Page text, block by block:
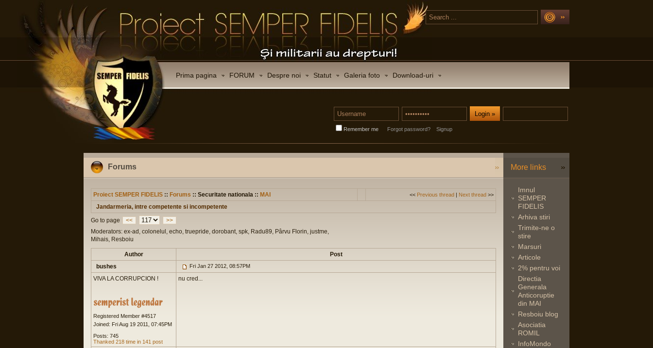
Prima pagina FORUM Despre noi Statut Galeria foto Download-uri
Remember me Forgot password? Signup
Forums
Proiect SEMPER FIDELIS :: Forums :: Securitate nationala :: MAI << Previous thread | Next thread >>
Jandarmeria, intre competente si incompetente
Go to page
<<
>>
Moderators: ex-ad, colonelul, echo, truepride, dorobant, spk, Radu89, Pârvu Florin, justme,
Mihais, Resboiu
Author
Post
bushes
Fri Jan 27 2012, 08:57PM
VIVA LA CORRUPCION !
Registered Member #4517
Joined: Fri Aug 19 2011, 07:45PM
Posts: 745
Thanked 218 time in 141 post
nu cred...
More links
Imnul
SEMPER
FIDELIS
Arhiva stiri
Trimite-ne o
stire
Marsuri
Articole
2% pentru voi
Directia
Generala
Anticoruptie
din MAI
Resboiu blog
Asociatia
ROMIL
InfoMondo